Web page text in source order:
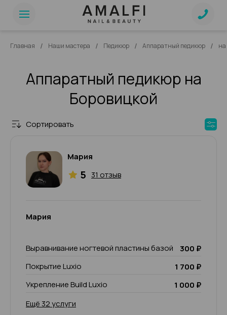
Главная / Наши мастера / Педикюр / Аппаратный педикюр / на
Аппаратный педикюр на
Боровицкой
Сортировать
Мария
5 31 отзыв
Мария
Выравнивание ногтевой пластины базой
300 ₽
Покрытие Luxio
1 700 ₽
Укрепление Build Luxio
1 000 ₽
Ещё 32 услуги